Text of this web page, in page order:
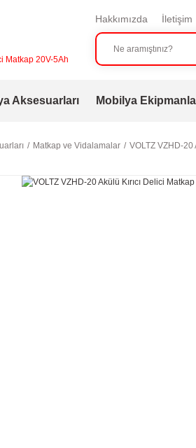
Hakkımızda İletişim
Aksesuarları Mobilya
Matkap ve Vidalamalar VOLTZ VZHD-20